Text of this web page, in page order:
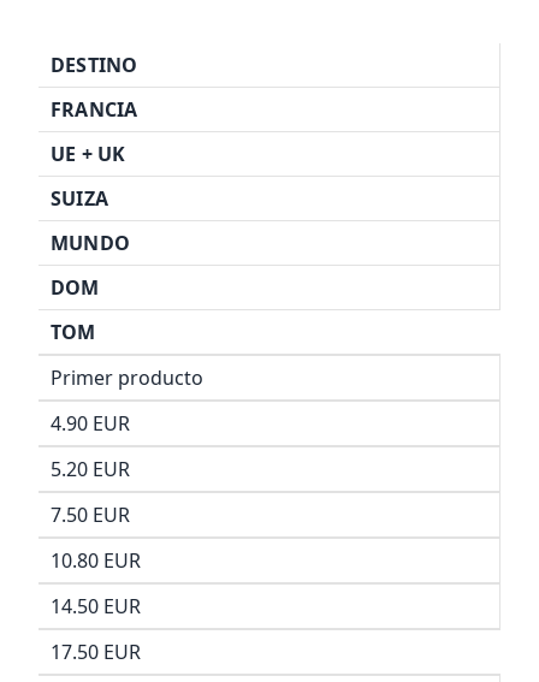
DESTINO
FRANCIA
UE + UK
SUIZA
MUNDO
DOM
TOM
Primer producto
4.90 EUR
5.20 EUR
7.50 EUR
10.80 EUR
14.50 EUR
17.50 EUR